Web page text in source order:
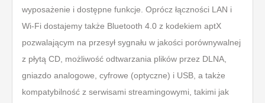
wyposażenie i dostępne funkcje. Oprócz łączności LAN i
Wi-Fi dostajemy także Bluetooth 4.0 z kodekiem aptX
pozwalającym na przesył sygnału w jakości porównywalnej
z płytą CD, możliwość odtwarzania plików przez DLNA,
gniazdo analogowe, cyfrowe (optyczne) i USB, a także
kompatybilność z serwisami streamingowymi, takimi jak